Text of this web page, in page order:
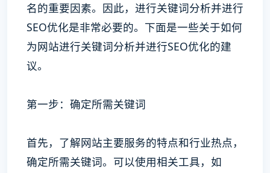
名的重要因素。因此，进行关键词分析并进行
SEO优化是非常必要的。下面是一些关于如何
为网站进行关键词分析并进行SEO优化的建
议。
第一步：确定所需关键词
首先，了解网站主要服务的特点和行业热点，
确定所需关键词。可以使用相关工具，如